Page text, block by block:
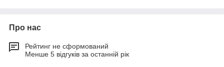
Про нас
Рейтинг не сформований
Менше 5 відгуків за останній рік